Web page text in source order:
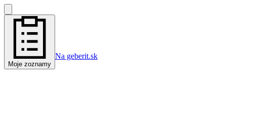
Moje zoznamy
Na geberit.sk